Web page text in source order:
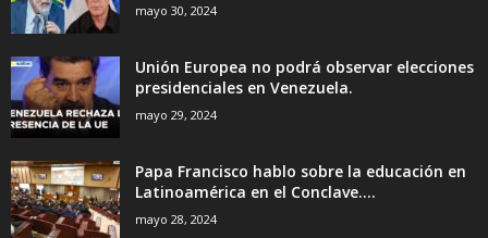
mayo 30, 2024
Unión Europea no podrá observar elecciones
presidenciales en Venezuela.
mayo 29, 2024
Papa Francisco hablo sobre la educación en
Latinoamérica en el Conclave....
mayo 28, 2024